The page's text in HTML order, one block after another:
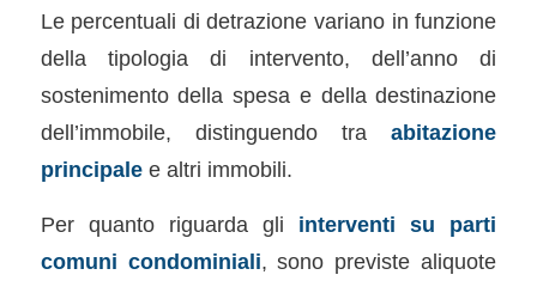
Le percentuali di detrazione variano in funzione
della tipologia di intervento, dell’anno di
sostenimento della spesa e della destinazione
dell’immobile, distinguendo traabitazione
principalee altri immobili.
Per quanto riguarda gli interventi su parti
comuni condominiali, sono previste aliquote